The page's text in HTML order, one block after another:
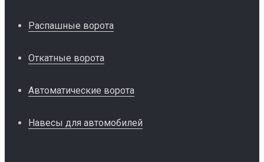
Распашные ворота
Откатные ворота
Автоматические ворота
Навесы для автомобилей